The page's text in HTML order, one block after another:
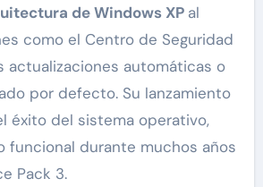
de Windows XP al
como el Centro de Seguridad
actualizaciones automáticas o
por defecto. Su lanzamiento
éxito del sistema operativo,
funcional durante muchos años
Pack 3.